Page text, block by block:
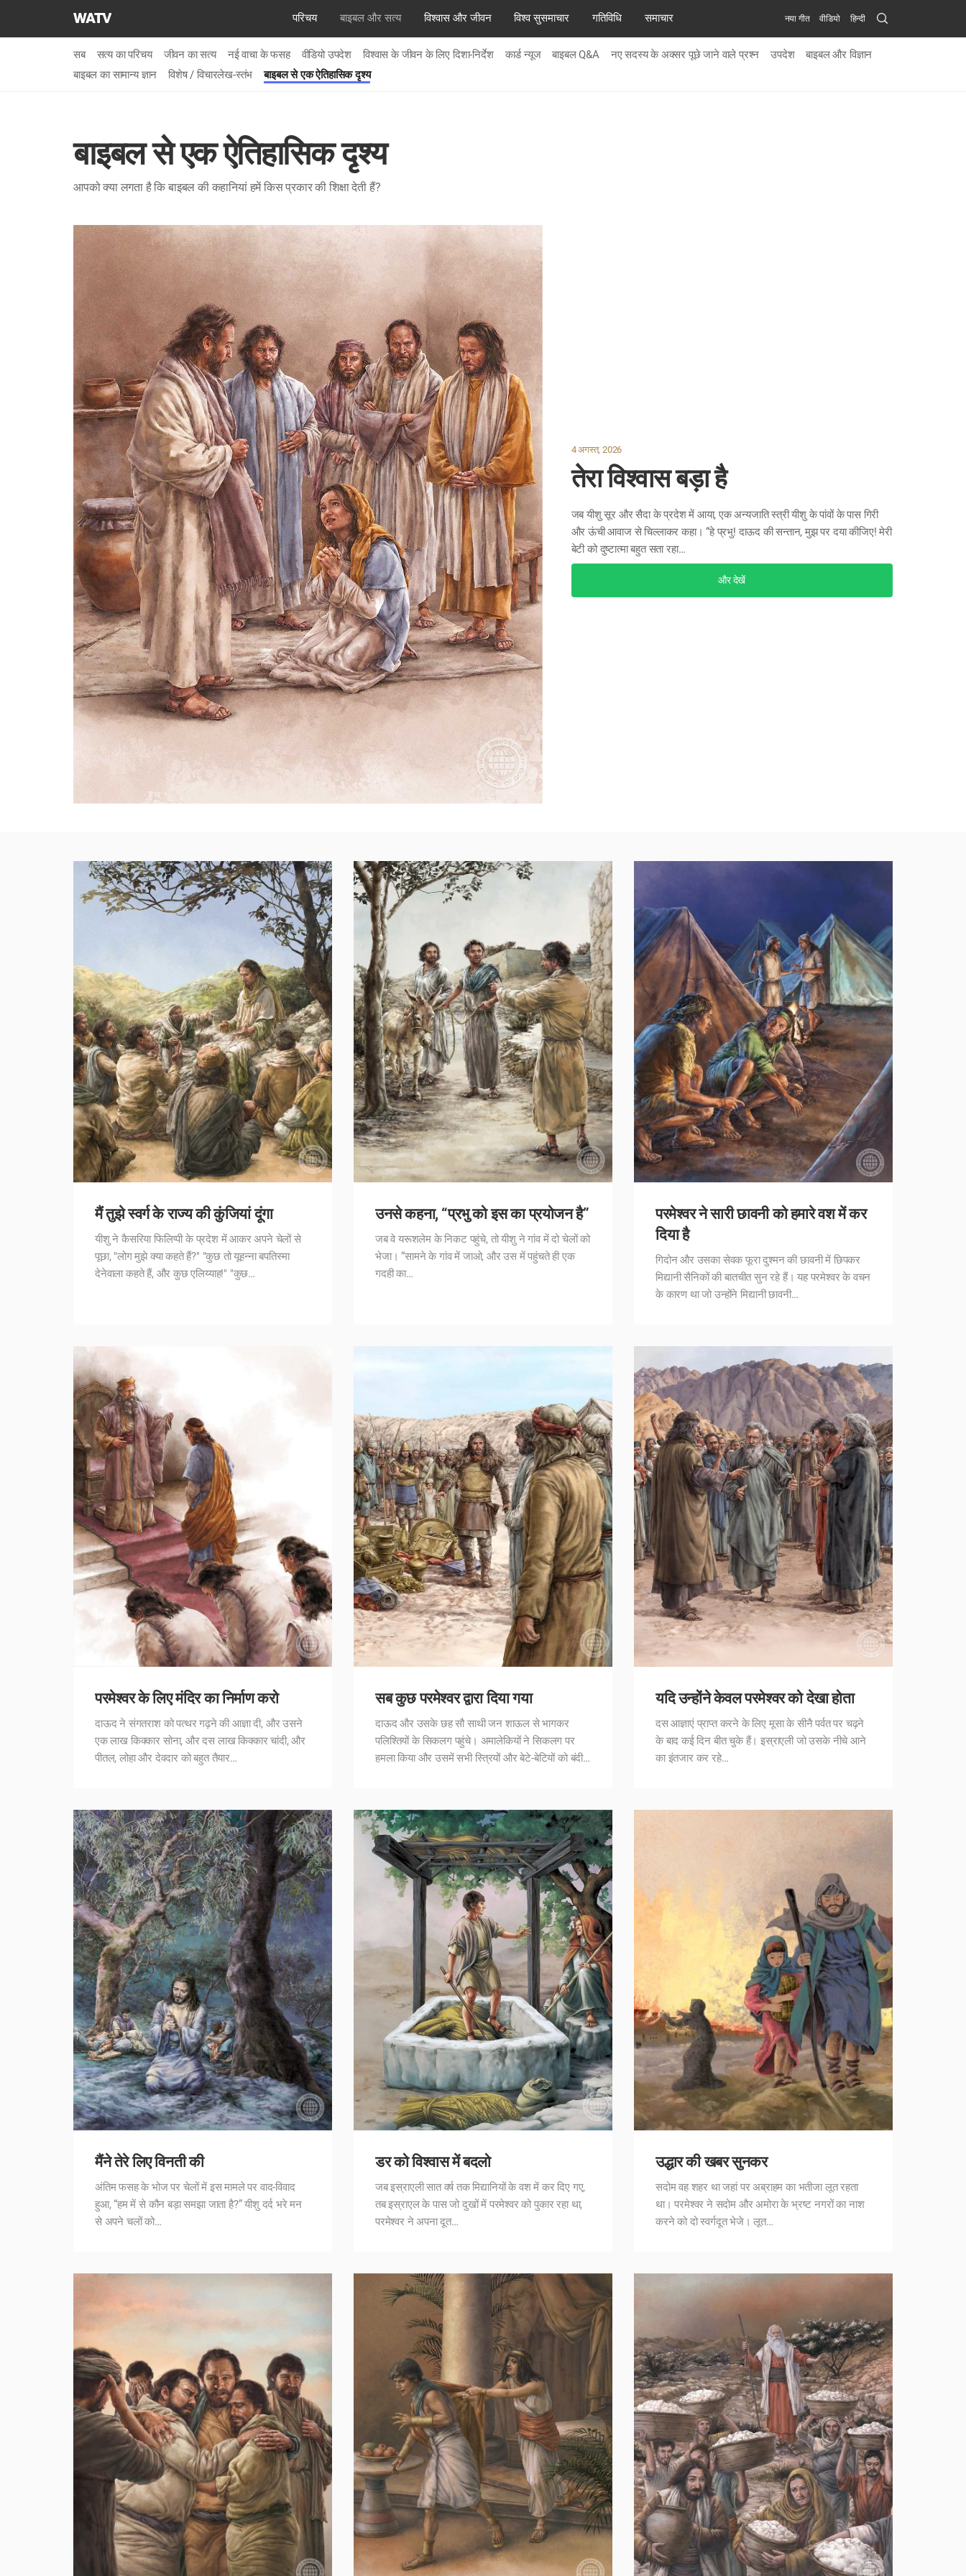
चर्च
गॉड
वर्ल्ड
परिचय बाइबल और सत्य विश्वास और जीवन विश्व सुसमाचार गतिविधि समाचार नया गीत वीडियो हिन्दी Search
Submit
सब सत्य का परिचय जीवन का सत्य नई वाचा के फसह वीडियो उपदेश विश्वास के जीवन के लिए दिशा-निर्देश कार्ड न्यूज बाइबल Q&A नए सदस्य के अक्सर पूछे जाने वाले प्रश्न उपदेश
बाइबल और विज्ञान
बाइबल का सामान्य ज्ञान
विशेष / विचारलेख-स्तंभ बाइबल से एक ऐतिहासिक दृश्य
बाइबल से एक ऐतिहासिक दृश्य
आपको क्या लगता है कि बाइबल की कहानियां हमें किस प्रकार की शिक्षा देती हैं?
4 अगस्त, 2026
तेरा विश्वास बड़ा है
जब यीशु सूर और सैदा के प्रदेश में आया, एक अन्यजाति स्त्री यीशु के पांवों के पास गिरी
और ऊंची आवाज से चिल्लाकर कहा। “हे प्रभु! दाऊद की सन्तान, मुझ पर दया कीजिए! मेरी
बेटी को दुष्टात्मा बहुत सता रहा…
और देखें
मैं तुझे स्वर्ग के राज्य की कुंजियां दूंगा
यीशु ने कैसरिया फिलिप्पी के प्रदेश में आकर अपने चेलों से
पूछा, "लोग मुझे क्या कहते हैं?" "कुछ तो यूहन्ना बपतिस्मा
देनेवाला कहते हैं, और कुछ एलिय्याह!" "कुछ…
उनसे कहना, “प्रभु को इस का प्रयोजन है”
जब वे यरूशलेम के निकट पहुंचे, तो यीशु ने गांव में दो चेलों को
भेजा। “सामने के गांव में जाओ, और उस में पहुंचते ही एक
गदही का…
परमेश्वर ने सारी छावनी को हमारे वश में कर
दिया है
गिदोन और उसका सेवक फूरा दुश्मन की छावनी में छिपकर
मिद्यानी सैनिकों की बातचीत सुन रहे हैं। यह परमेश्वर के वचन
के कारण था जो उन्होंने मिद्यानी छावनी…
परमेश्वर के लिए मंदिर का निर्माण करो
दाऊद ने संगतराश को पत्थर गढ़ने की आज्ञा दी, और उसने
एक लाख किक्कार सोना, और दस लाख किक्कार चांदी, और
पीतल, लोहा और देवदार को बहुत तैयार…
सब कुछ परमेश्वर द्वारा दिया गया
दाऊद और उसके छह सौ साथी जन शाऊल से भागकर
पलिश्तियों के सिकलग पहुंचे। अमालेकियों ने सिकलग पर
हमला किया और उसमें सभी स्त्रियों और बेटे-बेटियों को बंदी…
यदि उन्होंने केवल परमेश्वर को देखा होता
दस आज्ञाएं प्राप्त करने के लिए मूसा के सीनै पर्वत पर चढ़ने
के बाद कई दिन बीत चुके हैं। इस्राएली जो उसके नीचे आने
का इंतजार कर रहे…
मैंने तेरे लिए विनती की
अंतिम फसह के भोज पर चेलों में इस मामले पर वाद-विवाद
हुआ, “हम में से कौन बड़ा समझा जाता है?” यीशु दर्द भरे मन
से अपने चलों को…
डर को विश्वास में बदलो
जब इस्राएली सात वर्ष तक मिद्यानियों के वश में कर दिए गए,
तब इस्राएल के पास जो दुखों में परमेश्वर को पुकार रहा था,
परमेश्वर ने अपना दूत…
उद्धार की खबर सुनकर
सदोम वह शहर था जहां पर अब्राहम का भतीजा लूत रहता
था। परमेश्वर ने सदोम और अमोरा के भ्रष्ट नगरों का नाश
करने को दो स्वर्गदूत भेजे। लूत…